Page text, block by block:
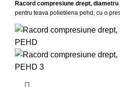
Racord compresiune drept,
pentru teava polietilena pehd, cu o